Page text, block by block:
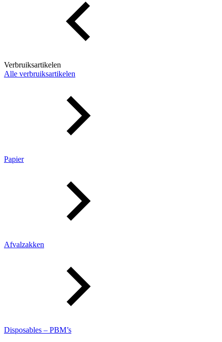
Verbruiksartikelen
Alle verbruiksartikelen
Papier
Afvalzakken
Disposables – PBM’s